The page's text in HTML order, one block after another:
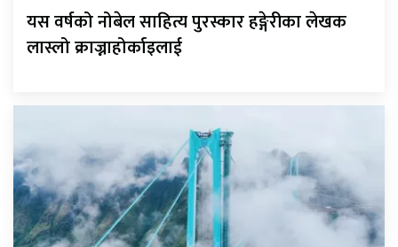
यस वर्षको नोबेल साहित्य पुरस्कार हङ्गेरीका लेखक
लास्लो क्राज्नाहोर्काइलाई